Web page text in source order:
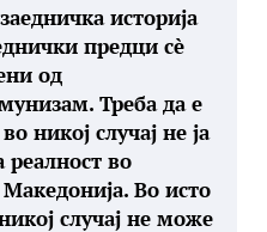
историја
предци сè
од
Треба да е
никој случај не ја
реалност во
Во исто
случај не може